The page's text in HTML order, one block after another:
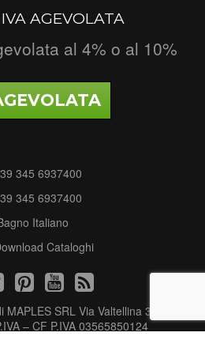
AGEVOLATA
al 4% o al 10%
345 6937400
345 6937400
Italiano
Cataloghi
SRL Via Valtellina 3 - 21040
– CF P.IVA 03565850124